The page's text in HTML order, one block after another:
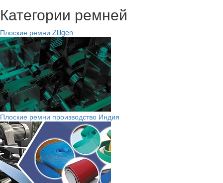
Категории ремней
Плоские ремни Ziligen
Плоские ремни производство Индия